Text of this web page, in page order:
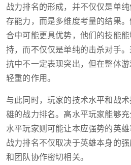
战力排名的形成，并不仅仅是单
存能力，而是多维度考量的结果
合中可能更具优势，他们的技能
持，而不仅仅是单纯的击杀对手
抗中不一定表现突出，但在整体
轻重的作用。
与此同时，玩家的技术水平和战
雄的战力排名。高水平玩家能够
水平玩家则可能让本应强势的英
战力排名不仅取决于英雄本身的
和团队协作密切相关。